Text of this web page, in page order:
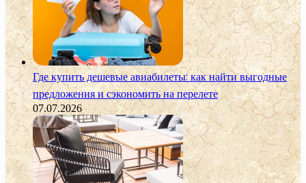
Где купить дешевые авиабилеты: как найти выгодные
предложения и сэкономить на перелете
07.07.2026